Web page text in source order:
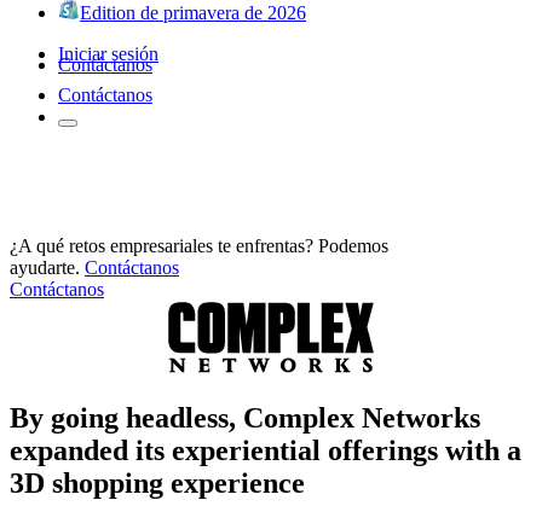
Edition de primavera de 2026
Iniciar sesión
Contáctanos
Contáctanos
¿A qué retos empresariales te enfrentas? Podemos
ayudarte. Contáctanos
Contáctanos
By going headless, Complex Networks
expanded its experiential offerings with a
3D shopping experience